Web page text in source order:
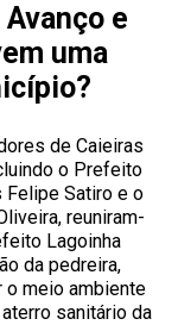
e
uma
de Caieiras
o Prefeito
Felipe Satiro e o
reuniram-
Lagoinha
da pedreira,
o meio ambiente
sanitário da